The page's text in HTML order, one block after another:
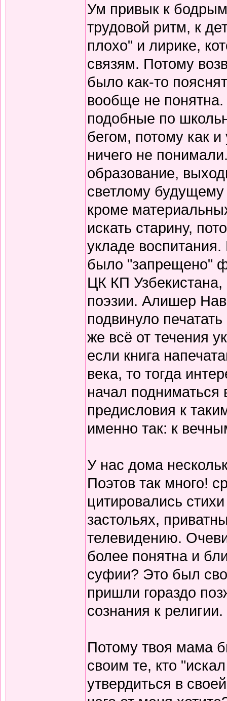
Ум привык к
трудовой ритм, к
плохо" и лирике,
связям. Потому
было как-то
вообще не
подобные по
бегом, потому как
ничего не
образование,
светлому
кроме
искать старину,
укладе воспитания.
было "запрещено"
ЦК КП
поэзии. Алишер
подвинуло
же всё от течения
если книга
века, то тогда
начал
предисловия к
именно так: к
У нас дома
Поэтов так много!
цитировались
застольях,
телевидению.
более понятна и
суфии? Это был
пришли гораздо
сознания к религии.
Потому твоя мама
своим те, кто
утвердиться в